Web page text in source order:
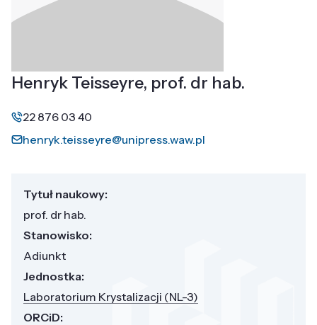
Henryk Teisseyre, prof. dr hab.
22 876 03 40
henryk.teisseyre@unipress.waw.pl
Tytuł naukowy:
prof. dr hab.
Stanowisko:
Adiunkt
Jednostka:
Laboratorium Krystalizacji (NL-3)
ORCiD: